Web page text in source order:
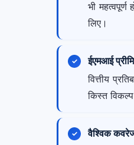
भी
लिए।
ईएमआई
वित्तीय
किस्त
वैश्विक